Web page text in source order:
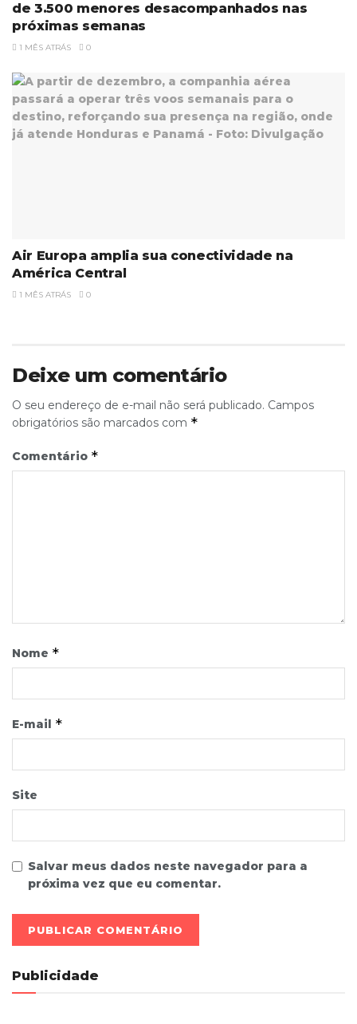
de 3.500 menores desacompanhados nas
próximas semanas
1 MÊS ATRÁS 0
Air Europa amplia sua conectividade na
América Central
1 MÊS ATRÁS 0
Deixe um comentário
O seu endereço de e-mail não será publicado. Campos
obrigatórios são marcados com *
Comentário *
Nome *
E-mail *
Site
Salvar meus dados neste navegador para a
próxima vez que eu comentar.
Publicidade